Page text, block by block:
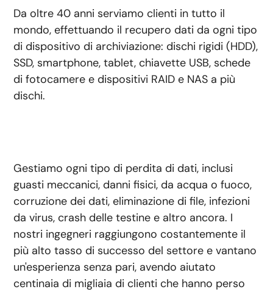
Da oltre 40 anni serviamo clienti in tutto il
mondo, effettuando il recupero dati da ogni tipo
di dispositivo di archiviazione: dischi rigidi (HDD),
SSD, smartphone, tablet, chiavette USB, schede
di fotocamere e dispositivi RAID e NAS a più
dischi.
Gestiamo ogni tipo di perdita di dati, inclusi
guasti meccanici, danni fisici, da acqua o fuoco,
corruzione dei dati, eliminazione di file, infezioni
da virus, crash delle testine e altro ancora. I
nostri ingegneri raggiungono costantemente il
più alto tasso di successo del settore e vantano
un'esperienza senza pari, avendo aiutato
centinaia di migliaia di clienti che hanno perso